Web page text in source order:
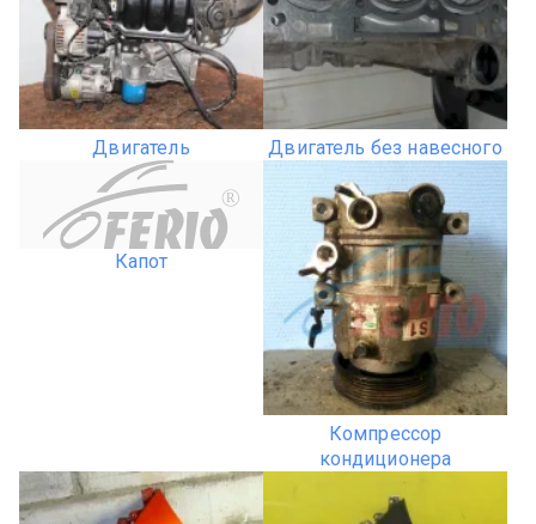
Двигатель Двигатель без навесного
R
Капот
Компрессор
кондиционера